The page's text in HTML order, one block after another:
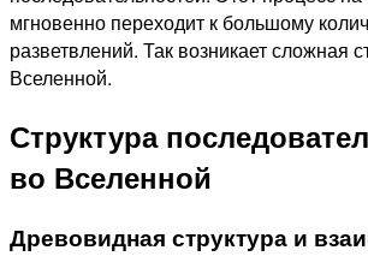
мгновенно переходит к большому
разветвлений. Так возникает сложная
Вселенной.
Структура
во Вселенной
Древовидная структура и